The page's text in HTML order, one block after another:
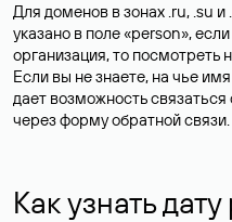
Для доменов в зонах .ru, .su
указано в поле «person»,
организация, то посмотреть
Если вы не знаете, на чье
дает возможность
через форму обратной связи.
Как узнать